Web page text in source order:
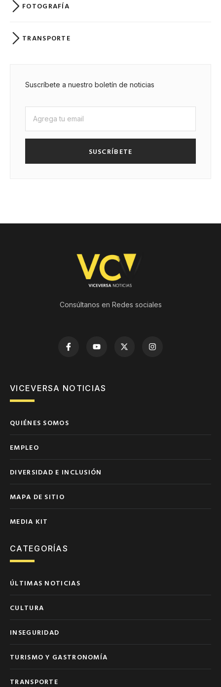
FOTOGRAFÍA
TRANSPORTE
Suscríbete a nuestro boletín de noticias
SUSCRÍBETE
Consúltanos en Redes sociales
VICEVERSA NOTICIAS
QUIÉNES SOMOS
EMPLEO
DIVERSIDAD E INCLUSIÓN
MAPA DE SITIO
MEDIA KIT
CATEGORÍAS
ÚLTIMAS NOTICIAS
CULTURA
INSEGURIDAD
TURISMO Y GASTRONOMÍA
TRANSPORTE